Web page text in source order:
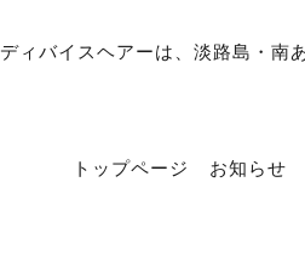
ディバイスヘアーは、淡路島・南
トップページ お知らせ